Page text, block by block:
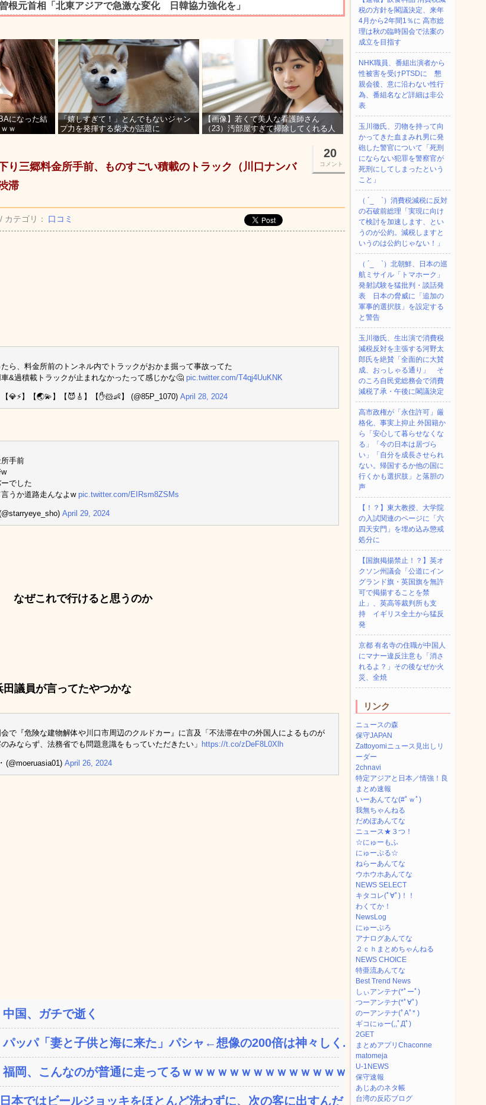
になった結
ｗ
「嬉しすぎて！」とんでもないジャン
プ力を発揮する柴犬が話題に
【画像】若くて美人な看護師さん
（23）汚部屋すぎて掃除してくれる人
20
コメント
り三郷料金所手前、ものすごい積載のトラック（川口ナンバ
滞
テゴリ： 口コミ
ら、料金所前のトンネル内でトラックがおかま掘って事故ってた
&過積載トラックが止まれなかったって感じかな🤔 pic.twitter.com/T4qj4UuKNK
💎⚡️】【🌏💫】【😈🎸】【✋🐹👶】 (@85P_1070) April 28, 2024
手前
でした
うか道路走んなよwpic.twitter.com/EIRsm8ZSMs
April 29, 2024
これで行けると思うのか
員が言ってたやつかな
会で『危険な建物解体や川口市周辺のクルドカー』に言及「不法滞在中の外国人によるものが
みならず、法務省でも問題意識をもっていただきたい」 https://t.co/zDeF8L0Xlh
(@moeruasia01) April 26, 2024
中国、ガチで逝く
パッパ「妻と子供と海に来た」パシャ←想像の200倍は神々しく...
福岡、こんなのが普通に走ってるｗｗｗｗｗｗｗｗｗｗｗｗｗｗｗ...
本ではビールジョッキをほとんど洗わずに、次の客に出すんだ！ ...
税の方針を閣議決定、来年
4月から2年間1％に 高市総
理は秋の臨時国会で法案の
成立を目指す
NHK職員、番組出演者から
性被害を受けPTSDに 懇
親会後、意に沿わない性行
為、番組名など詳細は非公
表
玉川徹氏、刃物を持って向
かってきた血まみれ男に発
砲した警官について「死刑
にならない犯罪を警察官が
死刑にしてしまったという
こと」
（ ´_ゝ`）消費税減税に反対
の石破前総理「実現に向け
て検討を加速します、とい
うのが公約。減税しますと
いうのは公約じゃない！」
（ ´_ゝ`）北朝鮮、日本の巡
航ミサイル「‌トマホーク」
発射試験を猛批判・談話発
表 日本の脅威に「追加の
軍事的選択肢」を設定する
と警告
玉川徹氏、生出演で消費税
減税反対を主張する河野太
郎氏を絶賛「全面的に大賛
成、おっしゃる通り」 そ
のころ自民党総務会で消費
減税了承・午後に閣議決定
高市政権が「永住許可」厳
格化、事実上抑止 外国籍か
ら「安心して暮らせなくな
る」「今の日本は居づら
い」「自分を成長させられ
ない。帰国するか他の国に
行くかも選択肢」と落胆の
声
【！？】東大教授、大学院
の入試関連のページに「六
四天安門」を埋め込み懲戒
処分に
【国旗掲揚禁止！？】英オ
クソン州議会「公道にイン
グランド旗・英国旗を無許
可で掲揚することを禁
止」、英高等裁判所も支
持 イギリス全土から猛反
発
京都 有名寺の住職が中国人
にマナー違反注意も「消さ
れるよ？」その後なぜか火
災、全焼
リンク
ニュースの森
保守JAPAN
Zattoyomiニュース見出しリ
ーダー
2chnavi
特定アジアと日本／情強！良
まとめ速報
いーあんてな(#ﾟｗﾟ)
我無ちゃんねる
だめぽあんてな
ニュース★３つ！
☆にゅーもふ
にゅーぷる☆
ねらーあんてな
ウホウホあんてな
NEWS SELECT
キタコレ(ﾟ∀ﾟ)！！
わくてか！
NewsLog
にゅーぷろ
アナログあんてな
２ｃｈまとめちゃんねる
NEWS CHOICE
特亜流あんてな
Best Trend News
しぃアンテナ(*ﾟーﾟ)
つーアンテナ(*ﾟ∀ﾟ)
のーアンテナ(ﾟAﾟ* )
ギコにゅー(,,ﾟДﾟ)
2GET
まとめアプリChaconne
matomeja
U-1NEWS
保守速報
あじあのネタ帳
台湾の反応ブログ